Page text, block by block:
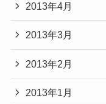
2013年4月
2013年3月
2013年2月
2013年1月